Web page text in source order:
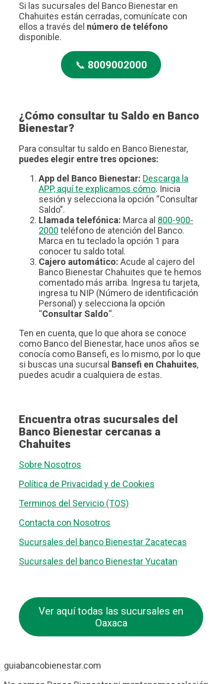
Si las sucursales del Banco Bienestar en
Chahuites están cerradas, comunícate con
ellos a través del número de teléfono
disponible.
📞 8009002000
¿Cómo consultar tu Saldo en Banco
Bienestar?
Para consultar tu saldo en Banco Bienestar,
puedes elegir entre tres opciones:
App del Banco Bienestar: Descarga la
APP, aquí te explicamos cómo. Inicia
sesión y selecciona la opción “Consultar
Saldo”.
Llamada telefónica: Marca al 800-900-
2000 teléfono de atención del Banco.
Marca en tu teclado la opción 1 para
conocer tu saldo total.
Cajero automático: Acude al cajero del
Banco Bienestar Chahuites que te hemos
comentado más arriba. Ingresa tu tarjeta,
ingresa tu NIP (Número de identificación
Personal) y selecciona la opción
“Consultar Saldo“.
Ten en cuenta, que lo que ahora se conoce
como Banco del Bienestar, hace unos años se
conocía como Bansefi, es lo mismo, por lo que
si buscas una sucursal Bansefi en Chahuites,
puedes acudir a cualquiera de estas.
Encuentra otras sucursales del
Banco Bienestar cercanas a
Chahuites
Sobre Nosotros
Política de Privacidad y de Cookies
Terminos del Servicio (TOS)
Contacta con Nosotros
Sucursales del banco Bienestar Zacatecas
Sucursales del banco Bienestar Yucatan
Ver aquí todas las sucursales en
Oaxaca
guiabancobienestar.com